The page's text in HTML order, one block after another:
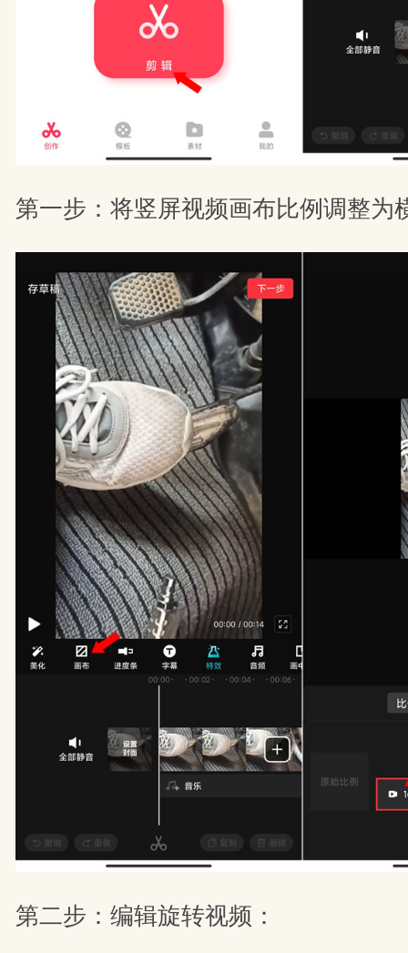
第一步：将竖屏视频画布比例调整为
第二步：编辑旋转视频：